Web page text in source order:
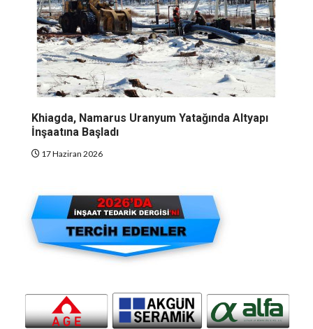
Khiagda, Namarus Uranyum Yatağında Altyapı
İnşaatına Başladı
17 Haziran 2026